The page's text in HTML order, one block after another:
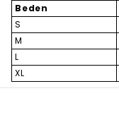
Beden
S
M
L
XL